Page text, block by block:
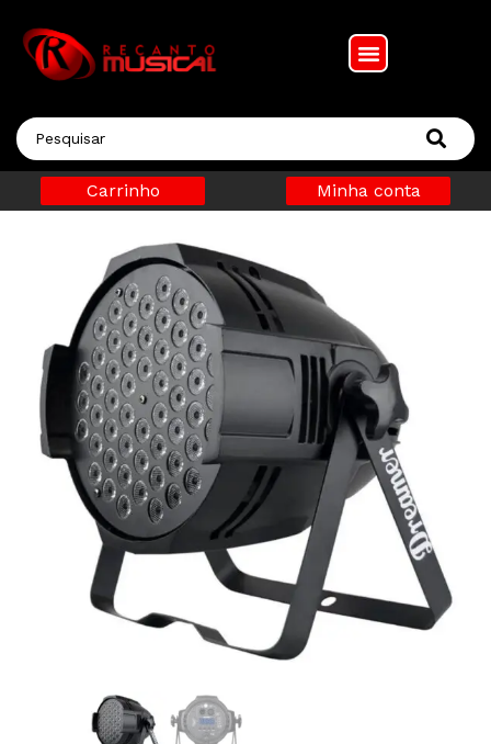
Carrinho Minha conta